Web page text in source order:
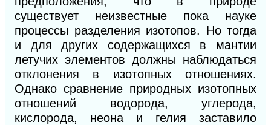
существует неизвестные пока науке
процессы разделения изотопов. Но тогда
и для других содержащихся в мантии
летучих элементов должны наблюдаться
отклонения в изотопных отношениях.
Однако сравнение природных изотопных
отношений водорода, углерода,
кислорода, неона и гелия заставило